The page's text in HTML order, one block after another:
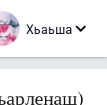
Хьаьша